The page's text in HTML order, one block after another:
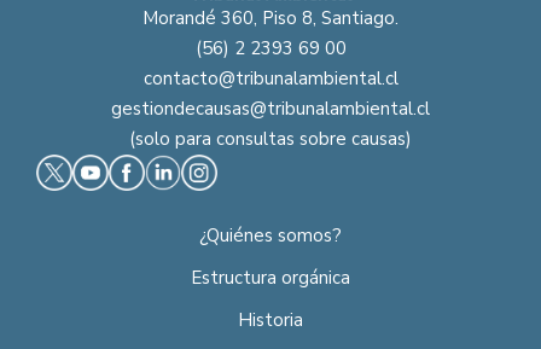
Morandé 360, Piso 8, Santiago.
(56) 2 2393 69 00
contacto@tribunalambiental.cl
gestiondecausas@tribunalambiental.cl
(solo para consultas sobre causas)
¿Quiénes somos?
Estructura orgánica
Historia